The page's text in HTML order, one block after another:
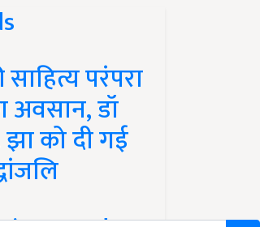
परंपरा
डॉ
झा को दी गई